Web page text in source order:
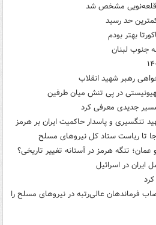
قلعه‌نویی مشخص شد
حد رسید
بهتر بودم
جنوب لبنان
رهبر شهید انقلاب
در پی تنش میان طرفین
جدیدی معرفی کرد
تنگسیری و پاسدار حاکمیت ایران بر هرمز
تا ریاست ستاد کل نیروهای مسلح
عمان؛ تنگه هرمز در آستانه تغییر تاریخی؟
ایران در اسرائیل
فرماندهان عالی‌رتبه در نیروهای مسلح را